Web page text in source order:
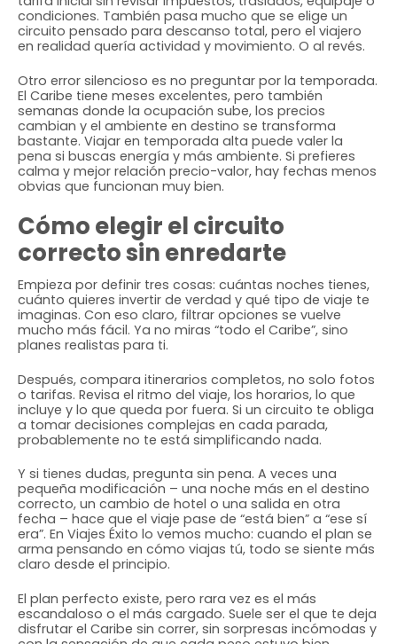
condiciones. También pasa mucho que se elige un
circuito pensado para descanso total, pero el viajero
en realidad quería actividad y movimiento. O al revés.
Otro error silencioso es no preguntar por la temporada.
El Caribe tiene meses excelentes, pero también
semanas donde la ocupación sube, los precios
cambian y el ambiente en destino se transforma
bastante. Viajar en temporada alta puede valer la
pena si buscas energía y más ambiente. Si prefieres
calma y mejor relación precio-valor, hay fechas menos
obvias que funcionan muy bien.
Cómo elegir el circuito
correcto sin enredarte
Empieza por definir tres cosas: cuántas noches tienes,
cuánto quieres invertir de verdad y qué tipo de viaje te
imaginas. Con eso claro, filtrar opciones se vuelve
mucho más fácil. Ya no miras “todo el Caribe”, sino
planes realistas para ti.
Después, compara itinerarios completos, no solo fotos
o tarifas. Revisa el ritmo del viaje, los horarios, lo que
incluye y lo que queda por fuera. Si un circuito te obliga
a tomar decisiones complejas en cada parada,
probablemente no te está simplificando nada.
Y si tienes dudas, pregunta sin pena. A veces una
pequeña modificación – una noche más en el destino
correcto, un cambio de hotel o una salida en otra
fecha – hace que el viaje pase de “está bien” a “ese sí
era”. En Viajes Éxito lo vemos mucho: cuando el plan se
arma pensando en cómo viajas tú, todo se siente más
claro desde el principio.
El plan perfecto existe, pero rara vez es el más
escandaloso o el más cargado. Suele ser el que te deja
disfrutar el Caribe sin correr, sin sorpresas incómodas y